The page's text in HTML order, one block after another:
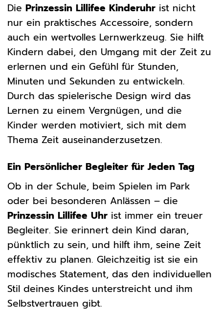
Die Prinzessin Lillifee Kinderuhr ist nicht
nur ein praktisches Accessoire, sondern
auch ein wertvolles Lernwerkzeug. Sie hilft
Kindern dabei, den Umgang mit der Zeit zu
erlernen und ein Gefühl für Stunden,
Minuten und Sekunden zu entwickeln.
Durch das spielerische Design wird das
Lernen zu einem Vergnügen, und die
Kinder werden motiviert, sich mit dem
Thema Zeit auseinanderzusetzen.
Ein Persönlicher Begleiter für Jeden Tag
Ob in der Schule, beim Spielen im Park
oder bei besonderen Anlässen – die
Prinzessin Lillifee Uhr ist immer ein treuer
Begleiter. Sie erinnert dein Kind daran,
pünktlich zu sein, und hilft ihm, seine Zeit
effektiv zu planen. Gleichzeitig ist sie ein
modisches Statement, das den individuellen
Stil deines Kindes unterstreicht und ihm
Selbstvertrauen gibt.